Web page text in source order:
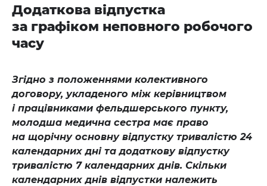
Додаткова відпустка
за графіком неповного робочого
часу
Згідно з положеннями колективного
договору, укладеного між керівництвом
і працівниками фельдшерського пункту,
молодша медична сестра має право
на щорічну основну відпустку тривалістю 24
календарних дні та додаткову відпустку
тривалістю 7 календарних днів. Скільки
календарних днів відпустки належить